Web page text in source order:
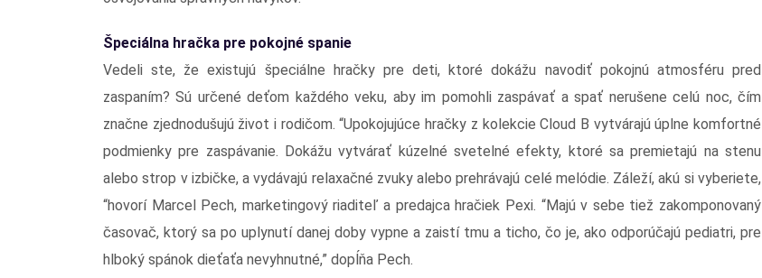
Špeciálna hračka pre pokojné spanie
Vedeli ste, že existujú špeciálne hračky pre deti, ktoré dokážu navodiť pokojnú atmosféru pred
zaspaním? Sú určené deťom každého veku, aby im pomohli zaspávať a spať nerušene celú noc, čím
značne zjednodušujú život i rodičom. “Upokojujúce hračky z kolekcie Cloud B vytvárajú úplne komfortné
podmienky pre zaspávanie. Dokážu vytvárať kúzelné svetelné efekty, ktoré sa premietajú na stenu
alebo strop v izbičke, a vydávajú relaxačné zvuky alebo prehrávajú celé melódie. Záleží, akú si vyberiete,
“hovorí Marcel Pech, marketingový riaditeľ a predajca hračiek Pexi. “Majú v sebe tiež zakomponovaný
časovač, ktorý sa po uplynutí danej doby vypne a zaistí tmu a ticho, čo je, ako odporúčajú pediatri, pre
hlboký spánok dieťaťa nevyhnutné,” dopĺňa Pech.